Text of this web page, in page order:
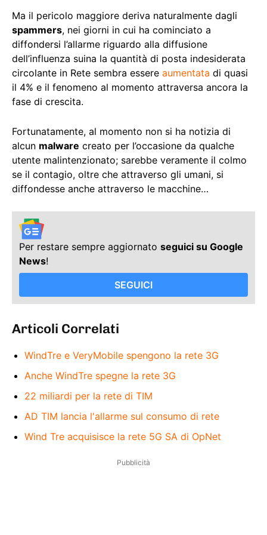
Ma il pericolo maggiore deriva naturalmente dagli
spammers, nei giorni in cui ha cominciato a
diffondersi l’allarme riguardo alla diffusione
dell’influenza suina la quantità di posta indesiderata
circolante in Rete sembra essere aumentata di quasi
il 4% e il fenomeno al momento attraversa ancora la
fase di crescita.
Fortunatamente, al momento non si ha notizia di
alcun malware creato per l’occasione da qualche
utente malintenzionato; sarebbe veramente il colmo
se il contagio, oltre che attraverso gli umani, si
diffondesse anche attraverso le macchine…
Per restare sempre aggiornato seguici su Google
News!
SEGUICI
Articoli Correlati
WindTre e VeryMobile spengono la rete 3G
Anche WindTre spegne la rete 3G
22 miliardi per la rete di TIM
AD TIM lancia l'allarme sul consumo di rete
Wind Tre acquisisce la rete 5G SA di OpNet
Pubblicità